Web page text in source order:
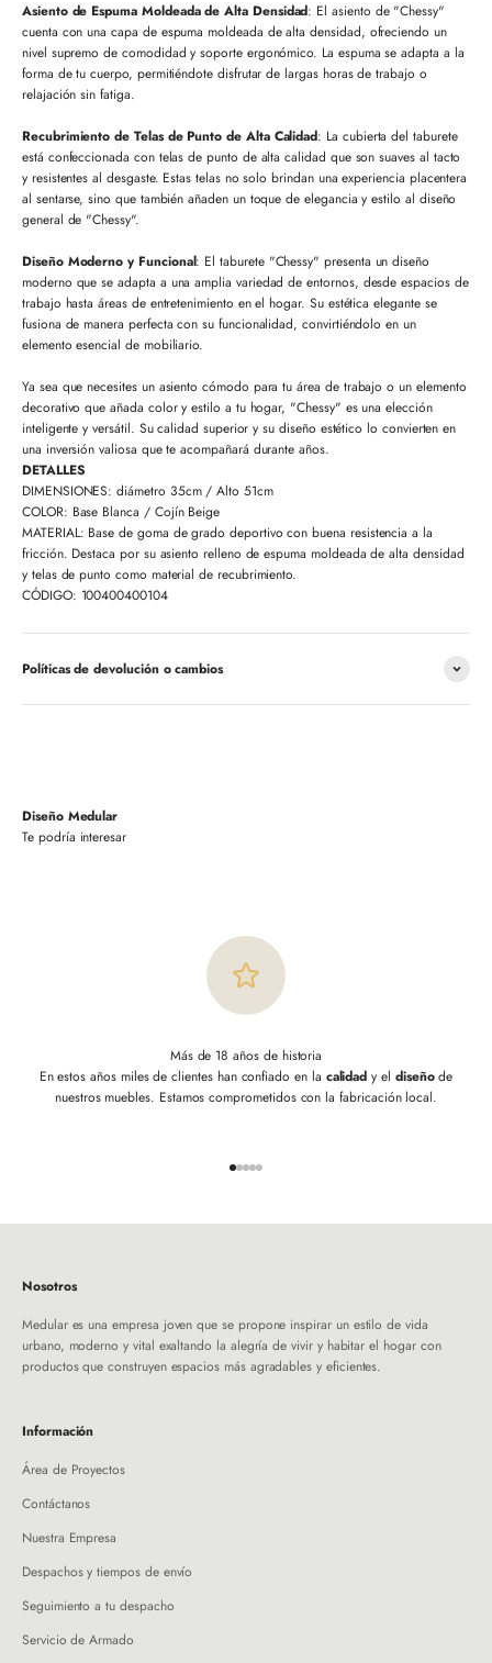
Asiento de Espuma Moldeada de Alta Densidad: El asiento de "Chessy"
cuenta con una capa de espuma moldeada de alta densidad, ofreciendo un
nivel supremo de comodidad y soporte ergonómico. La espuma se adapta a la
forma de tu cuerpo, permitiéndote disfrutar de largas horas de trabajo o
relajación sin fatiga.
Recubrimiento de Telas de Punto de Alta Calidad: La cubierta del taburete
está confeccionada con telas de punto de alta calidad que son suaves al tacto
y resistentes al desgaste. Estas telas no solo brindan una experiencia placentera
al sentarse, sino que también añaden un toque de elegancia y estilo al diseño
general de "Chessy".
Diseño Moderno y Funcional: El taburete "Chessy" presenta un diseño
moderno que se adapta a una amplia variedad de entornos, desde espacios de
trabajo hasta áreas de entretenimiento en el hogar. Su estética elegante se
fusiona de manera perfecta con su funcionalidad, convirtiéndolo en un
elemento esencial de mobiliario.
Ya sea que necesites un asiento cómodo para tu área de trabajo o un elemento
decorativo que añada color y estilo a tu hogar, "Chessy" es una elección
inteligente y versátil. Su calidad superior y su diseño estético lo convierten en
una inversión valiosa que te acompañará durante años.
DETALLES
DIMENSIONES: diámetro 35cm / Alto 51cm
COLOR: Base Blanca / Cojín Beige
MATERIAL: Base de goma de grado deportivo con buena resistencia a la
fricción. Destaca por su asiento relleno de espuma moldeada de alta densidad
y telas de punto como material de recubrimiento.
CÓDIGO: 100400400104
Políticas de devolución o cambios
Diseño Medular
Más de 18 años de historia
En estos años miles de clientes han confiado en la calidad y el diseñode
nuestros muebles. Estamos comprometidos con la fabricación local.
Ir al artículo 1
Ir al artículo 2
Ir al artículo 3
Ir al artículo 4
Ir al artículo 5
Nosotros
Medular es una empresa joven que se propone inspirar un estilo de vida
urbano, moderno y vital exaltando la alegría de vivir y habitar el hogar con
productos que construyen espacios más agradables y eficientes.
Información
Área de Proyectos
Contáctanos
Nuestra Empresa
Despachos y tiempos de envío
Seguimiento a tu despacho
Servicio de Armado